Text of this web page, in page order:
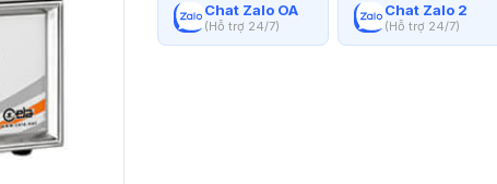
Chat Zalo OA
(Hỗ trợ 24/7)
Chat Zalo 2
(Hỗ trợ 24/7)